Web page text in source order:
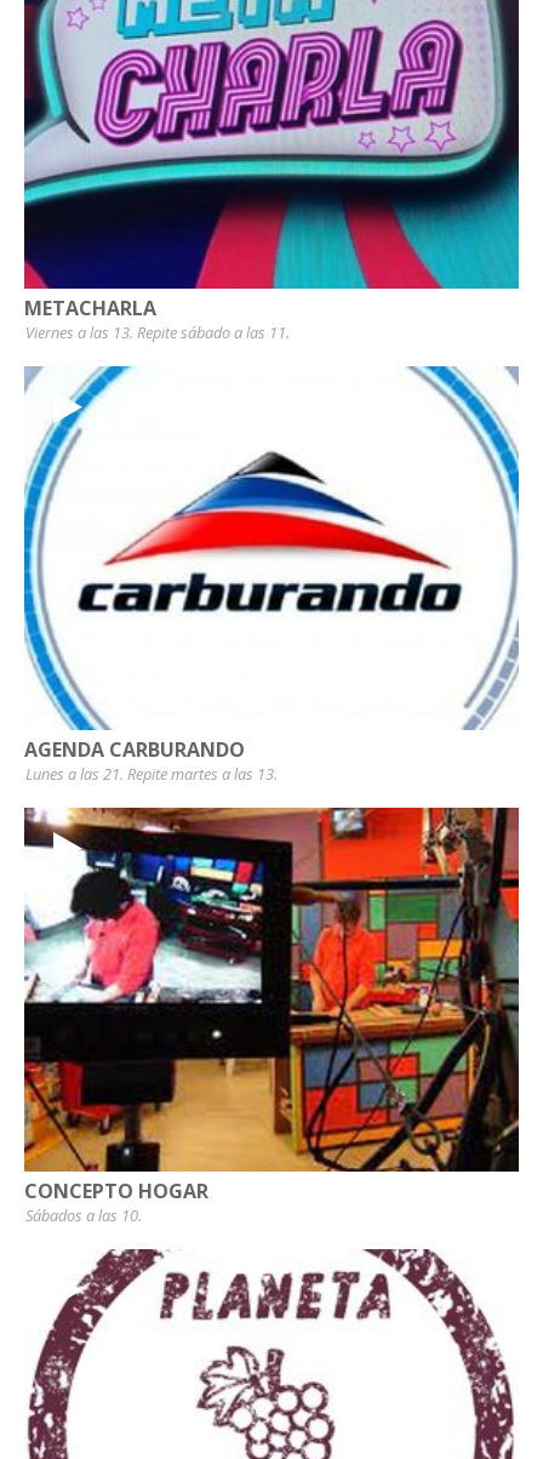
METACHARLA
Viernes a las 13. Repite sábado a las 11.
AGENDA CARBURANDO
Lunes a las 21. Repite martes a las 13.
CONCEPTO HOGAR
Sábados a las 10.